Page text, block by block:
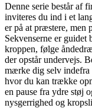
Denne serie består af
inviteres du ind i et
er på at præstere, men
Sekvenserne er
kroppen, følge
der opstår undervejs.
mærke dig selv indefra
hvor du kan trække
en pause fra ydre støj
nysgerrighed og